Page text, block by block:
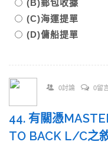
(B)郵包收據
(C)海運提單
(D)傭船提單
0討論 0留
44. 有關憑
TO BACK L/C之